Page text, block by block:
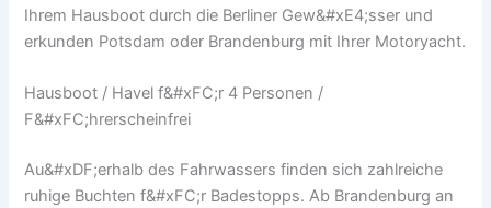
Ihrem Hausboot durch die Berliner Gew&#xE4;sser und
erkunden Potsdam oder Brandenburg mit Ihrer Motoryacht.
Hausboot / Havel f&#xFC;r 4 Personen /
F&#xFC;hrerscheinfrei
Au&#xDF;erhalb des Fahrwassers finden sich zahlreiche
ruhige Buchten f&#xFC;r Badestopps. Ab Brandenburg an